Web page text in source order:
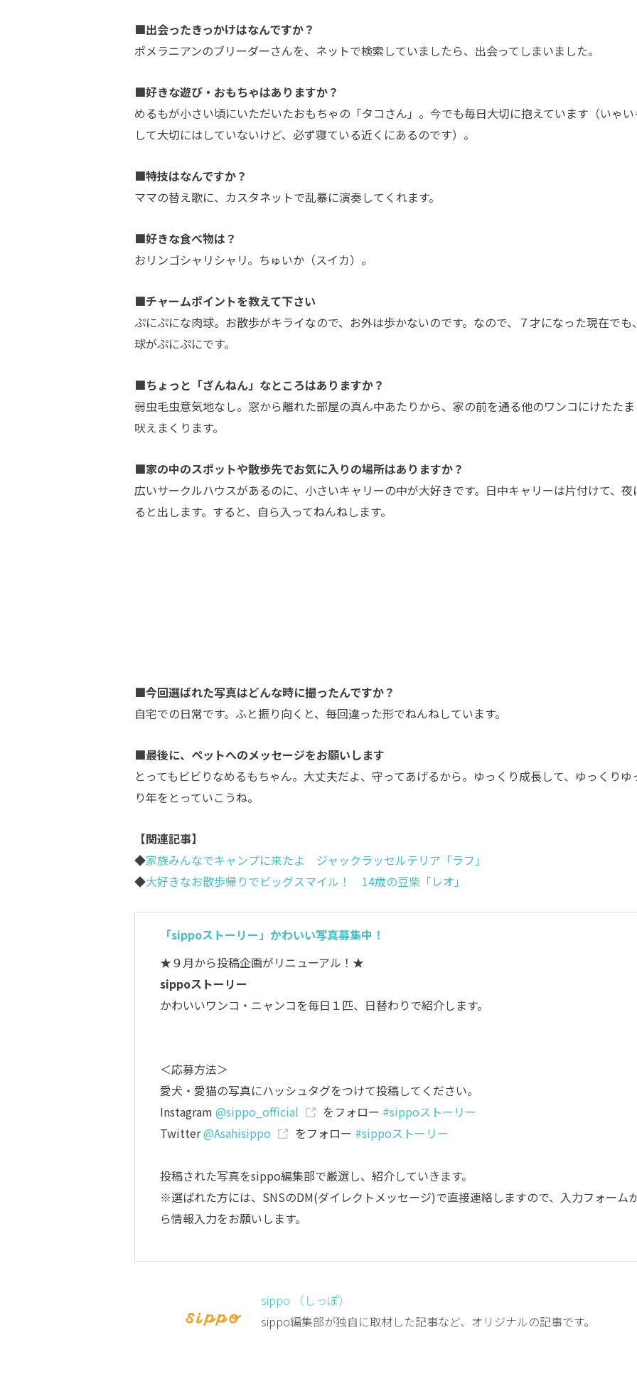
■出会ったきっかけはなんですか？
ポメラニアンのブリーダーさんを、ネットで検索していましたら、出会ってしまいました。
■好きな遊び・おもちゃはありますか？
めるもが小さい頃にいただいたおもちゃの「タコさん」。今でも毎日大切に抱えています（いゃ
して大切にはしていないけど、必ず寝ている近くにあるのです）。
■特技はなんですか？
ママの替え歌に、カスタネットで乱暴に演奏してくれます。
■好きな食べ物は？
おリンゴシャリシャリ。ちゅいか（スイカ）。
■チャームポイントを教えて下さい
ぷにぷにな肉球。お散歩がキライなので、お外は歩かないのです。なので、７才になった現在でも
球がぷにぷにです。
■ちょっと「ざんねん」なところはありますか？
弱虫毛虫意気地なし。窓から離れた部屋の真ん中あたりから、家の前を通る他のワンコにけたた
吠えまくります。
■家の中のスポットや散歩先でお気に入りの場所はありますか？
広いサークルハウスがあるのに、小さいキャリーの中が大好きです。日中キャリーは片付けて、夜
ると出します。すると、自ら入ってねんねします。
■今回選ばれた写真はどんな時に撮ったんですか？
自宅での日常です。ふと振り向くと、毎回違った形でねんねしています。
■最後に、ペットへのメッセージをお願いします
とってもビビりなめるもちゃん。大丈夫だよ、守ってあげるから。ゆっくり成長して、ゆっくりゆ
り年をとっていこうね。
【関連記事】
◆家族みんなでキャンプに来たよ ジャックラッセルテリア「ラフ」
◆大好きなお散歩帰りでビッグスマイル！ 14歳の豆柴「レオ」
「sippoストーリー」かわいい写真募集中！
★９月から投稿企画がリニューアル！★
sippoストーリー
かわいいワンコ・ニャンコを毎日１匹、日替わりで紹介します。
＜応募方法＞
愛犬・愛猫の写真にハッシュタグをつけて投稿してください。
Instagram @sippo_official をフォロー #sippoストーリー
Twitter@Asahisippo をフォロー #sippoストーリー
投稿された写真をsippo編集部で厳選し、紹介していきます。
※選ばれた方には、SNSのDM(ダイレクトメッセージ)で直接連絡しますので、入力フォーム
ら情報入力をお願いします。
sippo （しっぽ）
sippo編集部が独自に取材した記事など、オリジナルの記事です。